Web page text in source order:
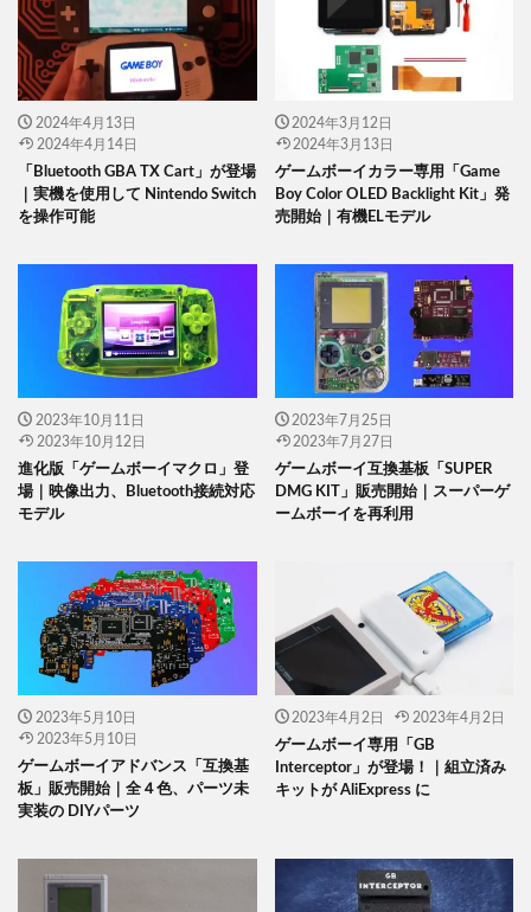
2024年4月13日
2024年4月14日
「Bluetooth GBA TX Cart」が登場
｜実機を使用して Nintendo Switch
を操作可能
2024年3月12日
2024年3月13日
ゲームボーイカラー専用「Game
Boy Color OLED Backlight Kit」発
売開始｜有機ELモデル
2023年10月11日
2023年10月12日
進化版「ゲームボーイマクロ」登
場｜映像出力、Bluetooth接続対応
モデル
2023年7月25日
2023年7月27日
ゲームボーイ互換基板「SUPER
DMG KIT」販売開始｜スーパーゲ
ームボーイを再利用
2023年5月10日
2023年5月10日
ゲームボーイアドバンス「互換基
板」販売開始｜全４色、パーツ未
実装の DIYパーツ
2023年4月2日 2023年4月2日
ゲームボーイ専用「GB
Interceptor」が登場！｜組立済み
キットが AliExpress に